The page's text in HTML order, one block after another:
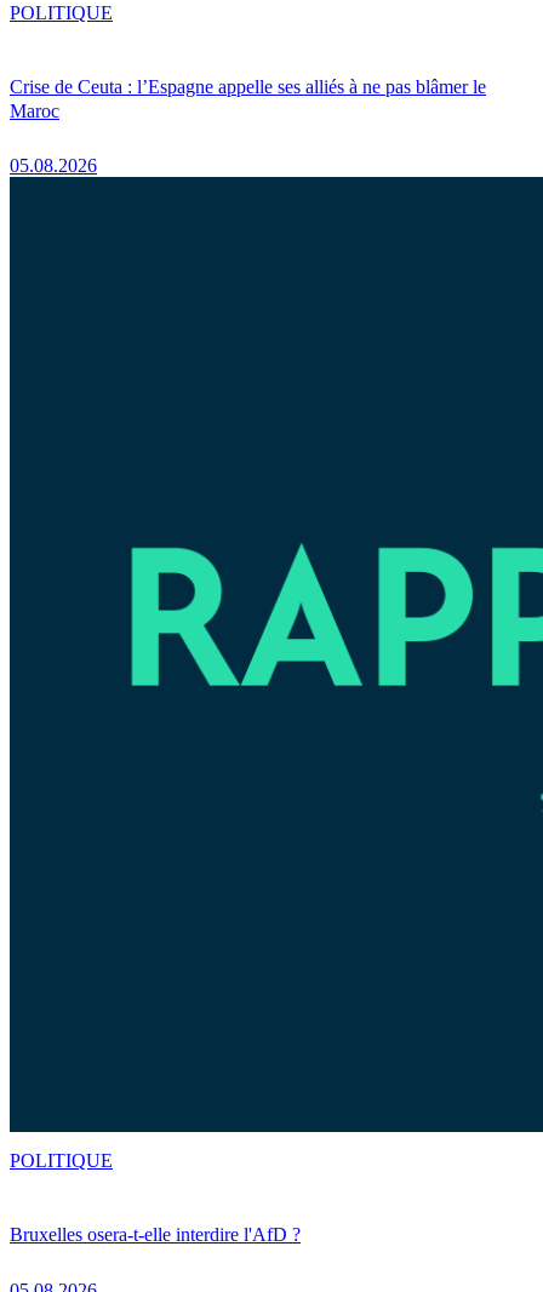
Crise de Ceuta : l’Espagne appelle ses alliés à ne pas blâmer le
Maroc
05.08.2026
POLITIQUE
Bruxelles osera-t-elle interdire l'AfD ?
POLITIQUE